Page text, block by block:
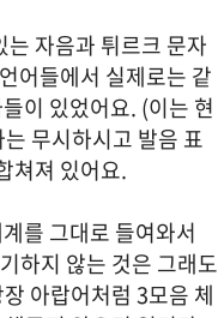
자음과 튀르크 문자
어들에서 실제로는 같
이 있었어요. (이는 현
무시하시고 발음 표
쳐져 있어요.
를 그대로 들여와서
하지 않는 것은 그래도
아랍어처럼 3모음 체